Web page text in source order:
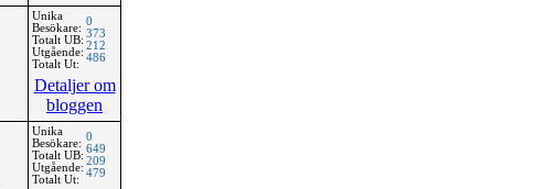
Unika
Besökare:
Totalt UB:
Utgående:
Totalt Ut:
0
373
212
486
Detaljer om
bloggen
Unika
Besökare:
Totalt UB:
Utgående:
Totalt Ut:
0
649
209
479